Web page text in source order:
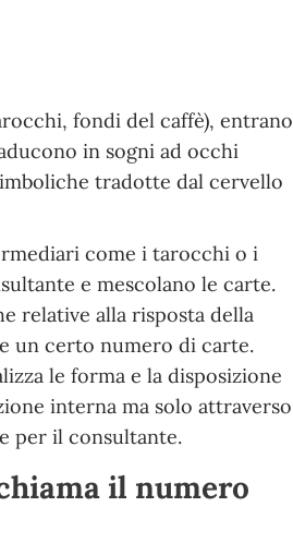
fondi del caffè), entrano
in sogni ad occhi
tradotte dal cervello
come i tarocchi o i
e mescolano le carte.
relative alla risposta della
un certo numero di carte.
le forma e la disposizione
interna ma solo attraverso
per il consultante.
il numero